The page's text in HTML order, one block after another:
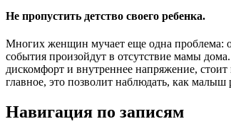
Не пропустить детство своего ребенка.
Многих женщин мучает еще одна проблема:
события произойдут в отсутствие мамы
дискомфорт и внутреннее напряжение,
главное, это позволит наблюдать, как малыш
Навигация по записям